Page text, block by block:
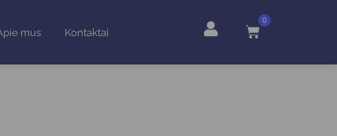
mus Kontaktai
0